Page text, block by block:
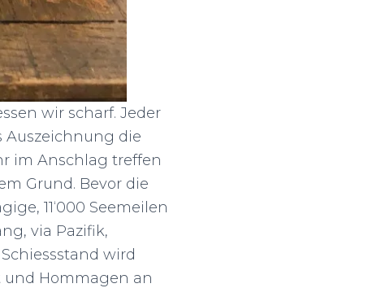
wir scharf. Jeder
Auszeichnung die
im Anschlag treffen
Grund. Bevor die
11‘000 Seemeilen
via Pazifik,
wird
und Hommagen an